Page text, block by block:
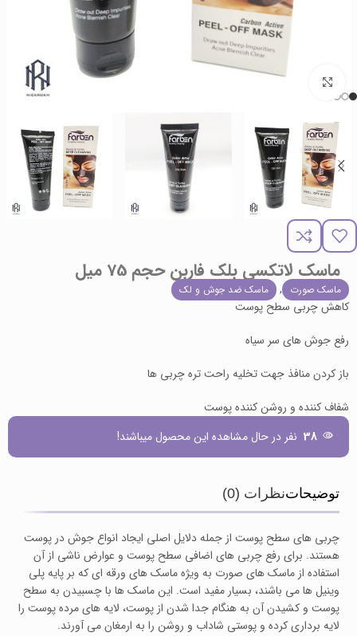
برای بزرگنمایی کلیک کنید
ماسک لاتکسی بلک فاربن حجم 75 میل
ماسک صورت , ماسک ضد جوش و لک
کاهش چربی سطح پوست
رفع جوش های سر سیاه
باز کردن منافذ جهت تخلیه راحت تره چربی ها
شفاف کننده و روشن کننده پوست
38 نفر در حال مشاهده این محصول میباشند!
توضیحاتنظرات (0)
چربی های سطح پوست از جمله دلایل اصلی ایجاد انواع جوش در پوست
هستند. برای رفع چربی های اضافی سطح پوست و عوارض ناشی از آن
استفاده از ماسک های صورت به ویژه ماسک های ورقه ای که بر پایه پلی
وینیل ها می باشند، بسیار مفید است. این ماسک ها با چسبیدن به سطح
پوست و کشیدن آن به هنگام جدا شدن از پوست، لایه های مرده پوست را
لایه برداری کرده و پوستی شاداب و روشن را به ارمغان می آورند.